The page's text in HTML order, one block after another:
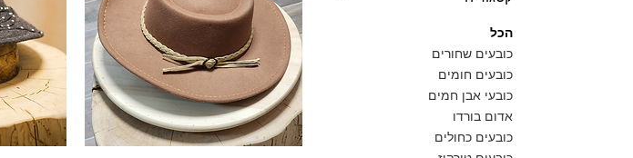
הכל
כובעים שחורים
כובעים חומים
כובעי אבן חמים
אדום בורדו
כובעים כחולים